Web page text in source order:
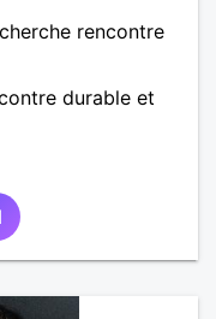
rencontre
durable et